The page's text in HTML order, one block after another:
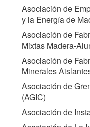
Asociación de
y la Energía de
Asociación de
Mixtas Madera-
Asociación de
Minerales
Asociación de
(AGIC)
Asociación de